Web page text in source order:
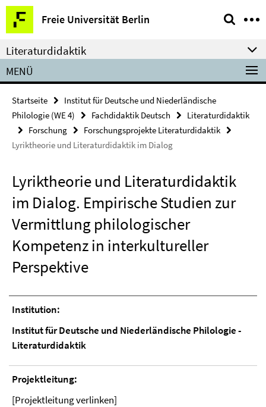
Springe
direkt
zu
Inhalt
Freie Universität Berlin
Service-
Navigation
Literaturdidaktik
MENÜ
Startseite
Institut für Deutsche und Niederländische
Philologie (WE 4)
Fachdidaktik Deutsch
Literaturdidaktik
Forschung
Forschungsprojekte Literaturdidaktik
Lyriktheorie und Literaturdidaktik im Dialog
Lyriktheorie und Literaturdidaktik
im Dialog. Empirische Studien zur
Vermittlung philologischer
Kompetenz in interkultureller
Perspektive
Institution:
Institut für Deutsche und Niederländische Philologie -
Literaturdidaktik
Projektleitung:
[Projektleitung verlinken]